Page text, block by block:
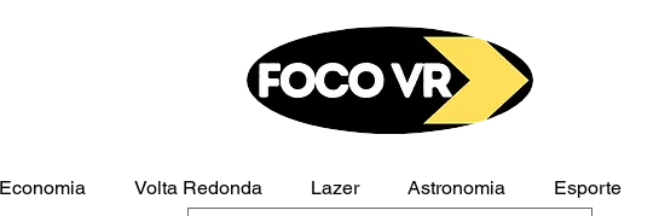
Economia Volta Redonda Lazer Astronomia Esporte